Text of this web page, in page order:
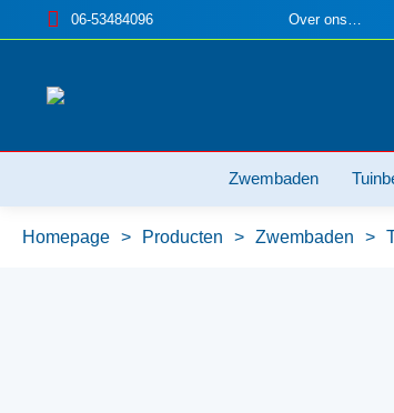
06-53484096 Over ons…
Zwembaden
Homepage > Producten > Zwembaden >